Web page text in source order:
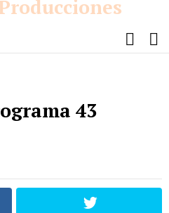
43